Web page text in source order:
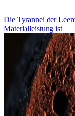
Die Tyrannei der
Materialleistung ist